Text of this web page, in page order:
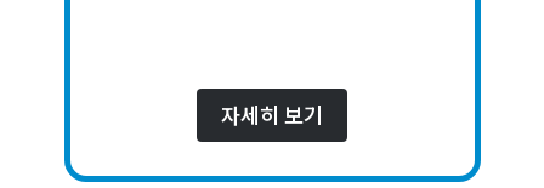
자세히 보기